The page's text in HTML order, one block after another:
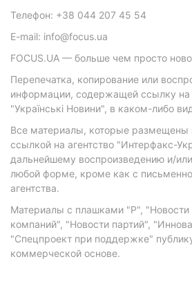
Телефон: +38 044 207 45 54
E-mail: info@focus.ua
FOCUS.UA — больше чем просто
Перепечатка, копирование или
информации, содержащей ссылку на
"Українські Новини", в каком-либо
Все материалы, которые размещены
ссылкой на агентство "Интерфакс-
дальнейшему воспроизведению и/
любой форме, кроме как с
агентства.
Материалы с плашками "Р", "Новости
компаний", "Новости партий",
"Спецпроект при поддержке"
коммерческой основе.